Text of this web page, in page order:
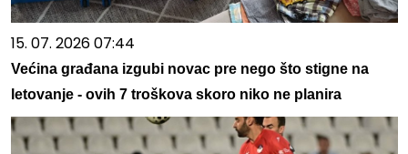
15. 07. 2026 07:44
Većina građana izgubi novac pre nego što stigne na
letovanje - ovih 7 troškova skoro niko ne planira